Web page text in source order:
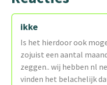
ikke
Is het hierdoor ook
zojuist een aantal
zeggen.. wij hebben nl
vinden het belachelijk